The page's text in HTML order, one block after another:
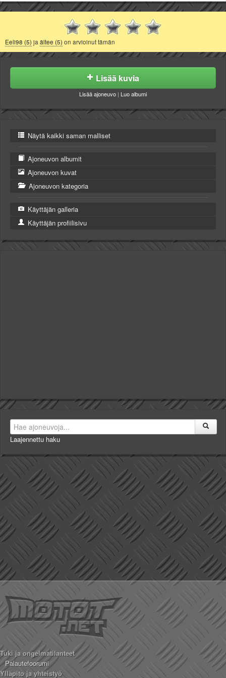
Eeli98 (5) ja ältee (5) on arvioinut tämän
Lisää kuvia
Lisää ajoneuvo | Luo albumi
Näytä kaikki saman malliset
Ajoneuvon albumit
Ajoneuvon kuvat
Ajoneuvon kategoria
Käyttäjän galleria
Käyttäjän profiilisivu
Laajennettu haku
Tuki ja ongelmatilanteet
Palautefoorumi
Ylläpito ja yhteistyö